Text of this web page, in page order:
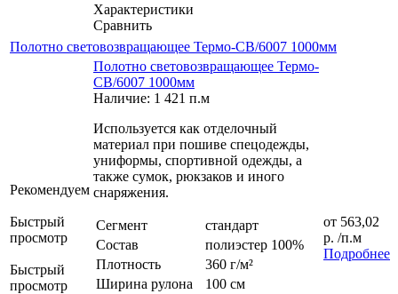
Характеристики
Сравнить
Полотно световозвращающее Термо-СВ/6007 1000мм
Рекомендуем
Быстрый
просмотр
Быстрый
просмотр
Полотно световозвращающее Термо-
СВ/6007 1000мм
Наличие: 1 421 п.м
Используется как отделочный
материал при пошиве спецодежды,
униформы, спортивной одежды, а
также сумок, рюкзаков и иного
снаряжения.
Сегмент
стандарт
Состав
полиэстер 100%
Плотность
360 г/м²
Ширина рулона
100 см
от 563,02
р. /п.м
Подробнее